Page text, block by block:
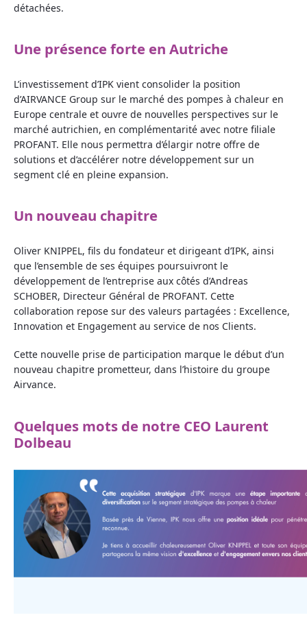
détachées.
Une présence forte en Autriche
L’investissement d’IPK vient consolider la position
d’AIRVANCE Group sur le marché des pompes à chaleur en
Europe centrale et ouvre de nouvelles perspectives sur le
marché autrichien, en complémentarité avec notre filiale
PROFANT. Elle nous permettra d’élargir notre offre de
solutions et d’accélérer notre développement sur un
segment clé en pleine expansion.
Un nouveau chapitre
Oliver KNIPPEL, fils du fondateur et dirigeant d’IPK, ainsi
que l’ensemble de ses équipes poursuivront le
développement de l’entreprise aux côtés d’Andreas
SCHOBER, Directeur Général de PROFANT. Cette
collaboration repose sur des valeurs partagées : Excellence,
Innovation et Engagement au service de nos Clients.
Cette nouvelle prise de participation marque le début d’un
nouveau chapitre prometteur, dans l’histoire du groupe
Airvance.
Quelques mots de notre CEO Laurent
Dolbeau